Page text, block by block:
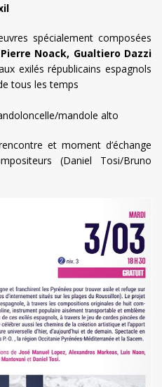
spécialement composées
Noack, Gualtiero Dazzi
exilés républicains espagnols
tous les temps
mandole alto
et moment d’échange
(Daniel Tosi/Bruno